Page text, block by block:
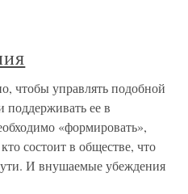
чтобы управлять подобной
поддерживать ее в
«формировать»,
состоит в обществе, что
И внушаемые убеждения